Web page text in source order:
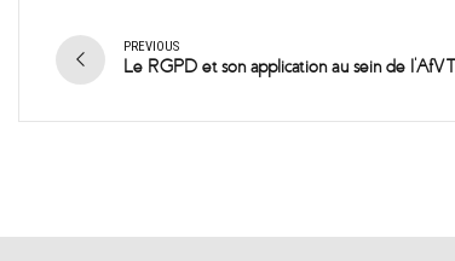
PREVIOUS
Le RGPD et son application au sein de l'AfVT